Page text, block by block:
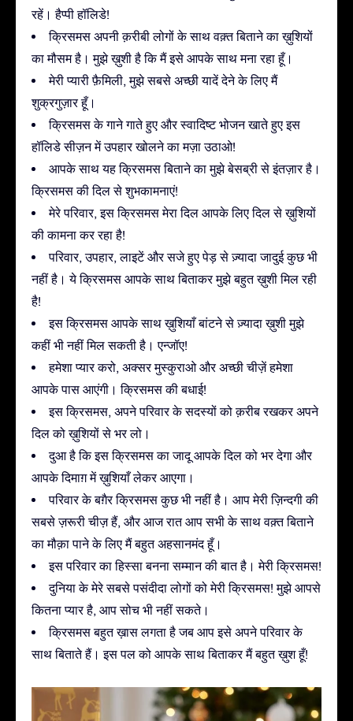
रहें। हैप्पी हॉलिडे!
क्रिसमस अपनी क़रीबी लोगों के साथ वक़्त बिताने का ख़ुशियों
का मौसम है। मुझे ख़ुशी है कि मैं इसे आपके साथ मना रहा हूँ।
मेरी प्यारी फ़ैमिली, मुझे सबसे अच्छी यादें देने के लिए मैं
शुक्रगुज़ार हूँ।
क्रिसमस के गाने गाते हुए और स्वादिष्ट भोजन खाते हुए इस
हॉलिडे सीज़न में उपहार खोलने का मज़ा उठाओ!
आपके साथ यह क्रिसमस बिताने का मुझे बेसब्री से इंतज़ार है।
क्रिसमस की दिल से शुभकामनाएं!
मेरे परिवार, इस क्रिसमस मेरा दिल आपके लिए दिल से ख़ुशियों
की कामना कर रहा है!
परिवार, उपहार, लाइटें और सजे हुए पेड़ से ज़्यादा जादुई कुछ भी
नहीं है। ये क्रिसमस आपके साथ बिताकर मुझे बहुत ख़ुशी मिल रही
है!
इस क्रिसमस आपके साथ ख़ुशियाँ बांटने से ज़्यादा ख़ुशी मुझे
कहीं भी नहीं मिल सकती है। एन्जॉए!
हमेशा प्यार करो, अक्सर मुस्कुराओ और अच्छी चीज़ें हमेशा
आपके पास आएंगी। क्रिसमस की बधाई!
इस क्रिसमस, अपने परिवार के सदस्यों को क़रीब रखकर अपने
दिल को ख़ुशियों से भर लो।
दुआ है कि इस क्रिसमस का जादू आपके दिल को भर देगा और
आपके दिमाग़ में ख़ुशियाँ लेकर आएगा।
परिवार के बग़ैर क्रिसमस कुछ भी नहीं है। आप मेरी ज़िन्दगी की
सबसे ज़रूरी चीज़ हैं, और आज रात आप सभी के साथ वक़्त बिताने
का मौक़ा पाने के लिए मैं बहुत अहसानमंद हूँ।
इस परिवार का हिस्सा बनना सम्मान की बात है। मेरी क्रिसमस!
दुनिया के मेरे सबसे पसंदीदा लोगों को मेरी क्रिसमस! मुझे आपसे
कितना प्यार है, आप सोच भी नहीं सकते।
क्रिसमस बहुत ख़ास लगता है जब आप इसे अपने परिवार के
साथ बिताते हैं। इस पल को आपके साथ बिताकर मैं बहुत ख़ुश हूँ!